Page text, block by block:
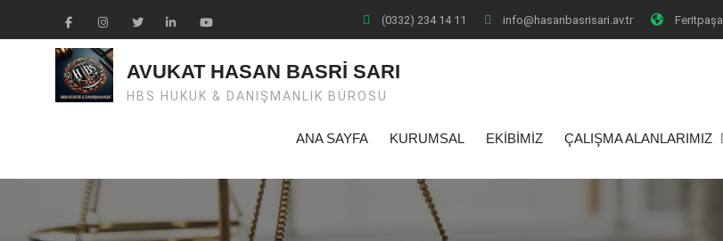
(0332) 234 14 11 info@hasanbasrisari.av.tr
FacebookInstagramTwiter LinkedinYoutube
AVUKAT HASAN BASRİ SARI
HBS HUKUK & DANIŞMANLIK BÜROSU
ANA SAYFA KURUMSAL EKİBİMİZ ÇALIŞMA ALANLARIMIZ